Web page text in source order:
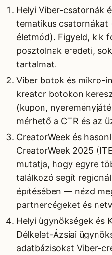
Helyi Viber-csatornák
tematikus csatornákat
életmód). Figyeld, kik
posztolnak eredeti,
tartalmat.
Viber botok és mikro-
kreator botokon
(kupon,
mérhető a CTR és az
CreatorWeek és
CreatorWeek 2025
mutatja, hogy egyre
találkozó segít
építésében — nézd
partnercégeket és
Helyi ügynökségek és
Délkelet-Ázsiai
adatbázisokat Viber-